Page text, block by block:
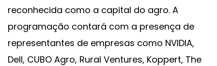
reconhecida como a capital do agro. A
programação contará com a presença de
representantes de empresas como NVIDIA,
Dell, CUBO Agro, Rural Ventures, Koppert, The